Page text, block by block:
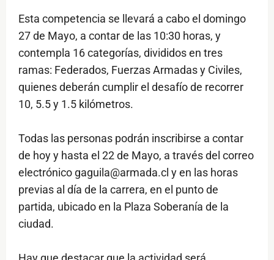
Esta competencia se llevará a cabo el domingo
27 de Mayo, a contar de las 10:30 horas, y
contempla 16 categorías, divididos en tres
ramas: Federados, Fuerzas Armadas y Civiles,
quienes deberán cumplir el desafío de recorrer
10, 5.5 y 1.5 kilómetros.
Todas las personas podrán inscribirse a contar
de hoy y hasta el 22 de Mayo, a través del correo
electrónico gaguila@armada.cl y en las horas
previas al día de la carrera, en el punto de
partida, ubicado en la Plaza Soberanía de la
ciudad.